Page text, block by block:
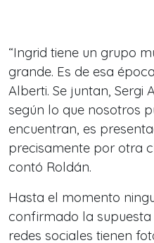
“Ingrid tiene un grupo
grande. Es de esa
Alberti. Se juntan, Sergi
según lo que nosotros
encuentran, es
precisamente por otra
contó Roldán.
Hasta el momento
confirmado la
redes sociales tienen